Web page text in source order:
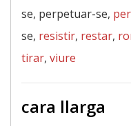
se, perpetuar-se,
se, resistir, restar,
tirar, viure
cara llarga